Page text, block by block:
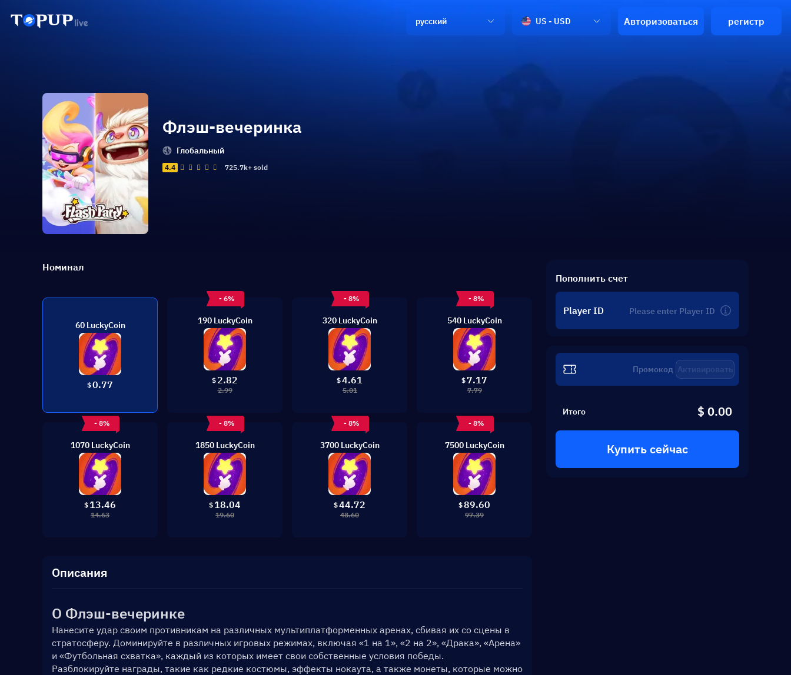
русский US - USD Авторизоваться регистр
Флэш-вечеринка
Глобальный
4.4 725.7k+ sold
Номинал
60 LuckyCoin
$0.77
- 6%
190 LuckyCoin
$ 2.82
2.99
- 8%
320 LuckyCoin
$4.61
5.01
- 8%
540 LuckyCoin
$ 7.17
7.79
- 8%
1070 LuckyCoin
$ 13.46
14.63
- 8%
1850 LuckyCoin
$ 18.04
19.60
- 8%
3700 LuckyCoin
$44.72
48.60
- 8%
7500 LuckyCoin
$89.60
97.39
Описания
О Флэш-вечеринке
Нанесите удар своим противникам на различных мультиплатформенных аренах, сбивая их со сцены в
стратосферу. Доминируйте в различных игровых режимах, включая «1 на 1», «2 на 2», «Драка», «Арена»
и «Футбольная схватка», каждый из которых имеет свои собственные условия победы.
Разблокируйте награды, такие как редкие костюмы, эффекты нокаута, а также монеты, которые можно
Пополнить счет
Player ID
Активировать
Итого $ 0.00
Купить сейчас